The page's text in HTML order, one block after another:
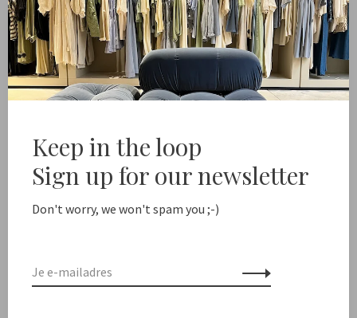
Toevoegen aan winkelwagen
shipping from NL €100 / EU1 €200
Delivery time
Beschrijving
Kleur: Off White met zwarte strepen
Keep in the loop
Sign up for our newsletter
Don't worry, we won't spam you ;-)